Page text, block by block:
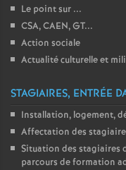
Le point sur ...
CSA, CAEN, GT...
Action sociale
Actualité culturelle et
STAGIAIRES, ENTRÉE
Installation, logement,
Affectation des
Situation des stagiaires
parcours de formation